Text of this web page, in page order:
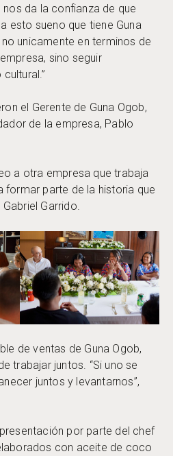
da la confianza de que
esto sueno que tiene Guna
unicamente en terminos de
sino seguir
el Gerente de Guna Ogob,
de la empresa, Pablo
a otra empresa que trabaja
formar parte de la historia que
Garrido.
de ventas de Guna Ogob,
trabajar juntos. “Si uno se
juntos y levantarnos”,
por parte del chef
con aceite de coco